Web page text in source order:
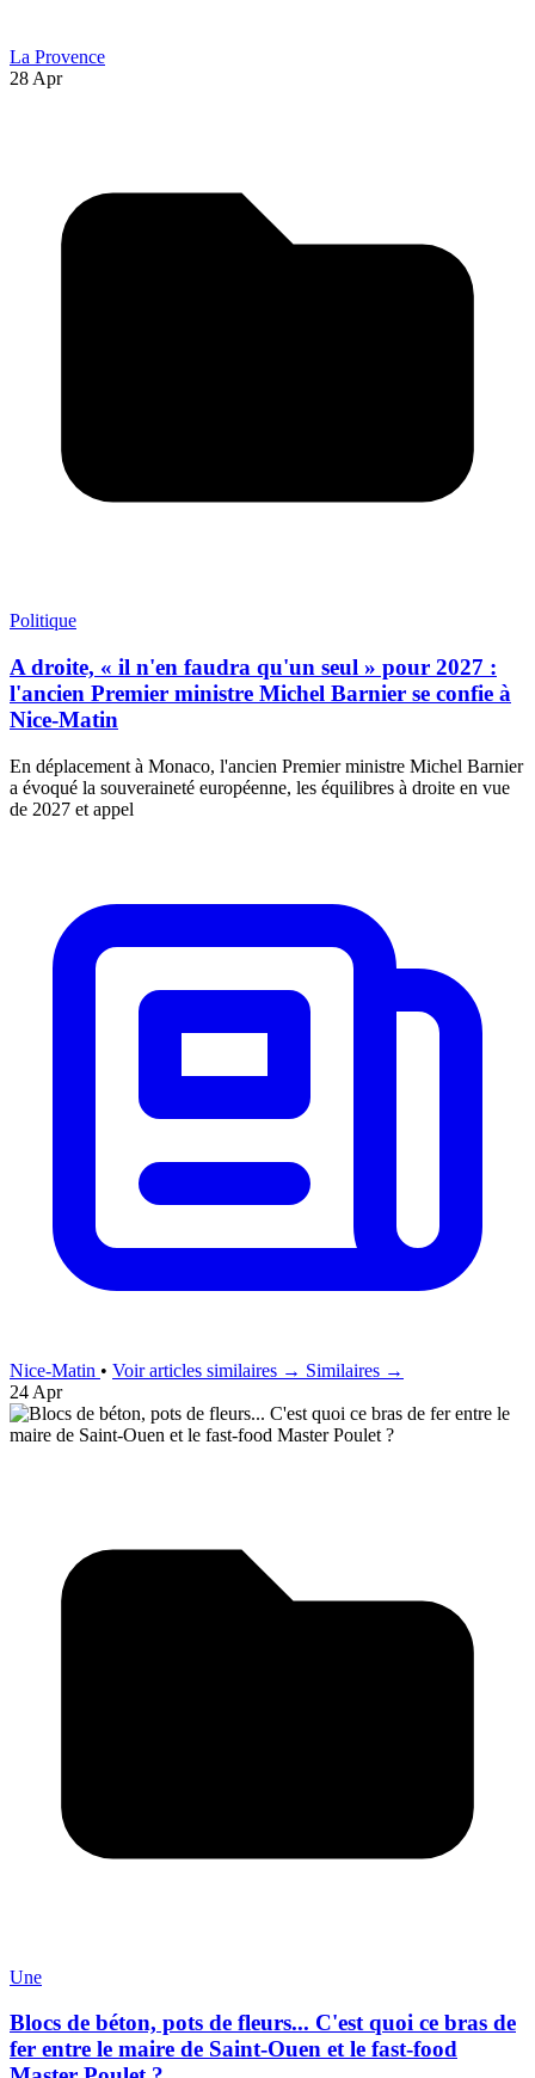
La Provence
28 Apr
Politique
A droite, « il n'en faudra qu'un seul » pour 2027 :
l'ancien Premier ministre Michel Barnier se confie à
Nice-Matin
En déplacement à Monaco, l'ancien Premier ministre Michel Barnier
a évoqué la souveraineté européenne, les équilibres à droite en vue
de 2027 et appel
Nice-Matin • Voir articles similaires → Similaires →
24 Apr
Une
Blocs de béton, pots de fleurs... C'est quoi ce bras de
fer entre le maire de Saint-Ouen et le fast-food